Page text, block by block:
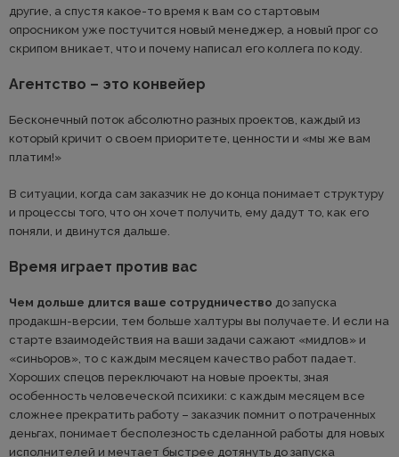
другие, а спустя какое-то время к вам со стартовым
опросником уже постучится новый менеджер, а новый прог со
скрипом вникает, что и почему написал его коллега по коду.
Агентство – это конвейер
Бесконечный поток абсолютно разных проектов, каждый из
который кричит о своем приоритете, ценности и «мы же вам
платим!»
В ситуации, когда сам заказчик не до конца понимает структуру
и процессы того, что он хочет получить, ему дадут то, как его
поняли, и двинутся дальше.
Время играет против вас
Чем дольше длится ваше сотрудничество до запуска
продакшн-версии, тем больше халтуры вы получаете. И если на
старте взаимодействия на ваши задачи сажают «мидлов» и
«синьоров», то с каждым месяцем качество работ падает.
Хороших спецов переключают на новые проекты, зная
особенность человеческой психики: с каждым месяцем все
сложнее прекратить работу – заказчик помнит о потраченных
деньгах, понимает бесполезность сделанной работы для новых
исполнителей и мечтает быстрее дотянуть до запуска